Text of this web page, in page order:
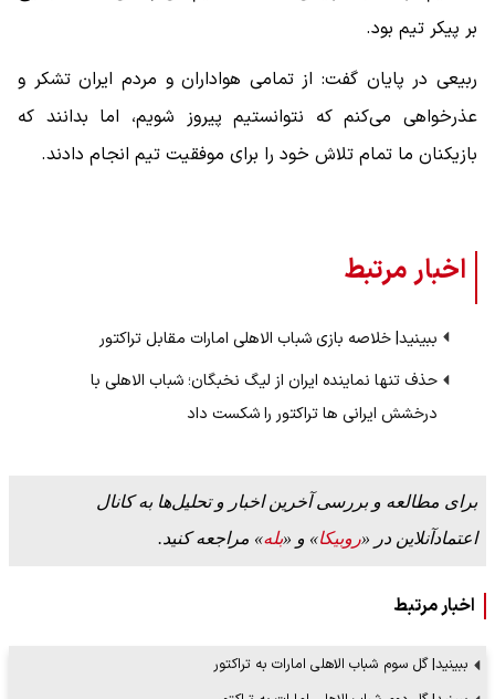
بر پیکر تیم بود.
ربیعی در پایان گفت: از تمامی هواداران و مردم ایران تشکر و
عذرخواهی می‌کنم که نتوانستیم پیروز شویم، اما بدانند که
بازیکنان ما تمام تلاش خود را برای موفقیت تیم انجام دادند.
اخبار مرتبط
ببینید| خلاصه بازی شباب الاهلی امارات مقابل تراکتور
حذف تنها نماینده ایران از لیگ نخبگان؛ شباب الاهلی با
درخشش ایرانی ها تراکتور را شکست داد
برای مطالعه و بررسی آخرین اخبار و تحلیل‌ها به کانال
اعتمادآنلاین در «روبیکا» و «بله» مراجعه کنید.
اخبار مرتبط
ببینید| گل سوم شباب الاهلی امارات به تراکتور